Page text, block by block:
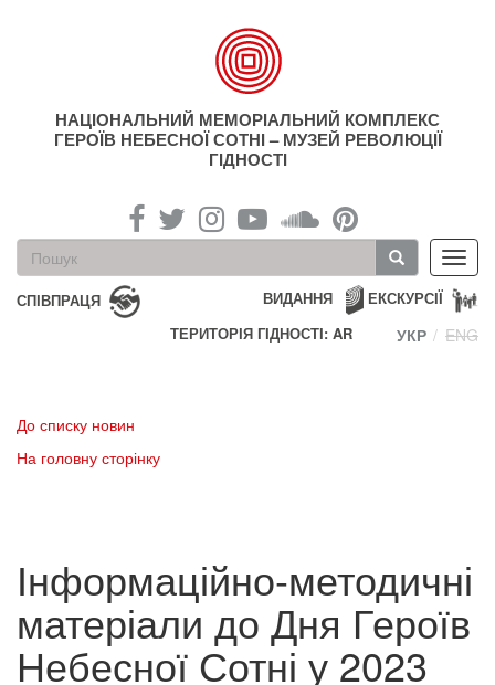
НАЦІОНАЛЬНИЙ МЕМОРІАЛЬНИЙ КОМПЛЕКС
ГЕРОЇВ НЕБЕСНОЇ СОТНІ – МУЗЕЙ РЕВОЛЮЦІЇ
ГІДНОСТІ
Пошукова
форма
Пошук
СПІВПРАЦЯ ЕКСКУРСІЇ
ВИДАННЯ
ТЕРИТОРІЯ ГІДНОСТІ: AR
УКР ENG
До списку новин
На головну сторінку
Інформаційно-методичні
матеріали до Дня Героїв
Небесної Сотні у 2023